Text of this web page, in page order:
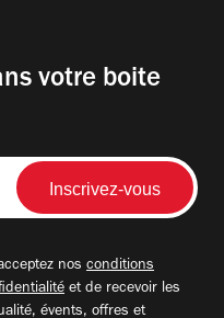
votre boite
nos conditions
et de recevoir les
évents, offres et